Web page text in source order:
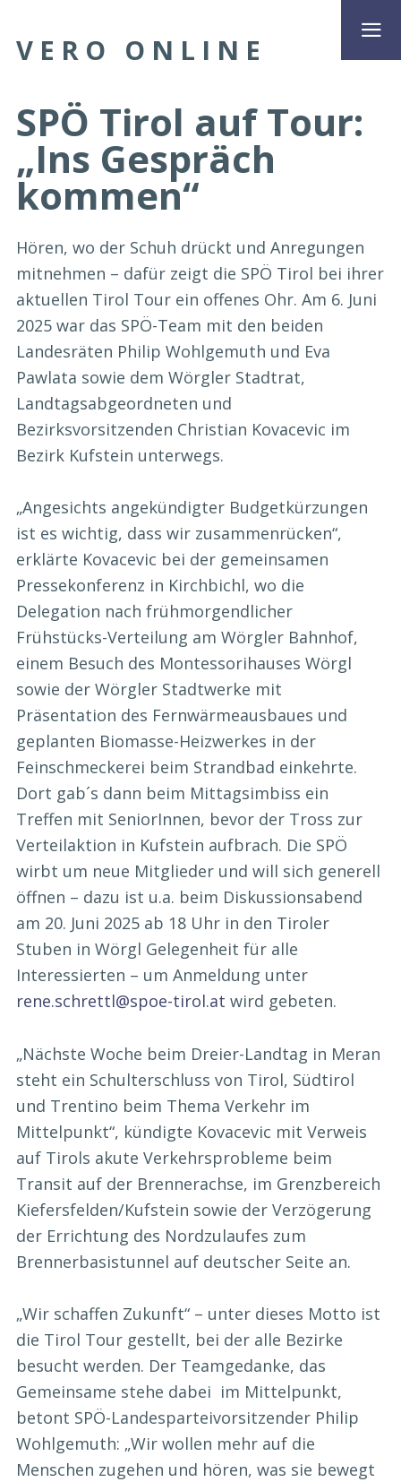
VERO ONLINE
SPÖ Tirol auf Tour:
„Ins Gespräch
kommen“
Hören, wo der Schuh drückt und Anregungen
mitnehmen – dafür zeigt die SPÖ Tirol bei ihrer
aktuellen Tirol Tour ein offenes Ohr. Am 6. Juni
2025 war das SPÖ-Team mit den beiden
Landesräten Philip Wohlgemuth und Eva
Pawlata sowie dem Wörgler Stadtrat,
Landtagsabgeordneten und
Bezirksvorsitzenden Christian Kovacevic im
Bezirk Kufstein unterwegs.
„Angesichts angekündigter Budgetkürzungen
ist es wichtig, dass wir zusammenrücken“,
erklärte Kovacevic bei der gemeinsamen
Pressekonferenz in Kirchbichl, wo die
Delegation nach frühmorgendlicher
Frühstücks-Verteilung am Wörgler Bahnhof,
einem Besuch des Montessorihauses Wörgl
sowie der Wörgler Stadtwerke mit
Präsentation des Fernwärmeausbaues und
geplanten Biomasse-Heizwerkes in der
Feinschmeckerei beim Strandbad einkehrte.
Dort gab´s dann beim Mittagsimbiss ein
Treffen mit SeniorInnen, bevor der Tross zur
Verteilaktion in Kufstein aufbrach. Die SPÖ
wirbt um neue Mitglieder und will sich generell
öffnen – dazu ist u.a. beim Diskussionsabend
am 20. Juni 2025 ab 18 Uhr in den Tiroler
Stuben in Wörgl Gelegenheit für alle
Interessierten – um Anmeldung unter
rene.schrettl@spoe-tirol.at wird gebeten.
„Nächste Woche beim Dreier-Landtag in Meran
steht ein Schulterschluss von Tirol, Südtirol
und Trentino beim Thema Verkehr im
Mittelpunkt“, kündigte Kovacevic mit Verweis
auf Tirols akute Verkehrsprobleme beim
Transit auf der Brennerachse, im Grenzbereich
Kiefersfelden/Kufstein sowie der Verzögerung
der Errichtung des Nordzulaufes zum
Brennerbasistunnel auf deutscher Seite an.
„Wir schaffen Zukunft“ – unter dieses Motto ist
die Tirol Tour gestellt, bei der alle Bezirke
besucht werden. Der Teamgedanke, das
Gemeinsame stehe dabei im Mittelpunkt,
betont SPÖ-Landesparteivorsitzender Philip
Wohlgemuth: „Wir wollen mehr auf die
Menschen zugehen und hören, was sie bewegt